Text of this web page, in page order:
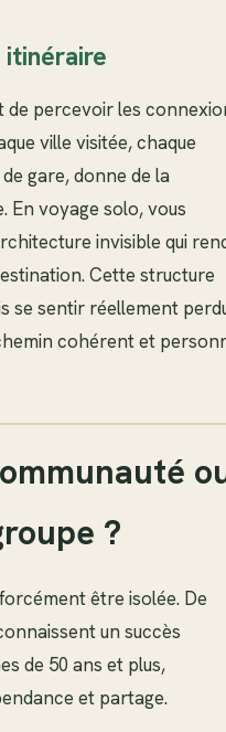
de percevoir les
ville visitée, chaque
gare, donne de la
En voyage solo, vous
invisible qui
Cette structure
se sentir réellement
cohérent et
?
être isolée. De
un succès
de 50 ans et plus,
et partage.